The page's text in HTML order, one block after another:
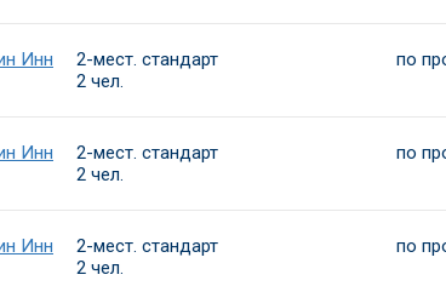
Инн
2-мест. стандарт
2 чел.
по
Инн
2-мест. стандарт
2 чел.
по
Инн
2-мест. стандарт
2 чел.
по